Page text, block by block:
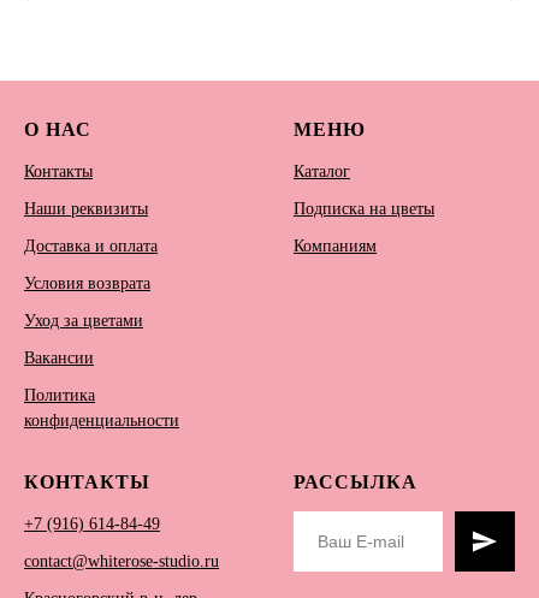
О НАС
Контакты
Наши реквизиты
Доставка и оплата
Условия возврата
Уход за цветами
Вакансии
Политика
конфиденциальности
МЕНЮ
Каталог
Подписка на цветы
Компаниям
КОНТАКТЫ
+7 (916) 614-84-49
contact@whiterose-studio.ru
РАССЫЛКА